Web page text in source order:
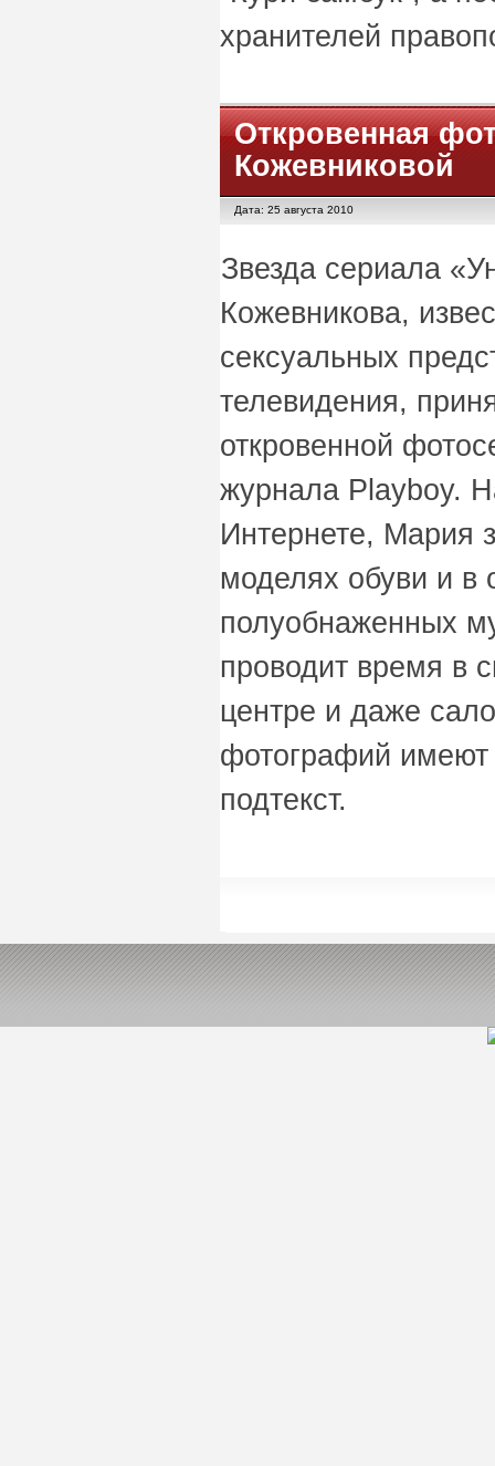
хранителей
Откровенная
Кожевниковой
Дата: 25 августа 2010
Звезда сериала
Кожевникова,
сексуальных
телевидения,
откровенной
журнала Playboy.
Интернете, Мария
моделях обуви и в
полуобнаженных
проводит время в
центре и даже
фотографий имеют
подтекст.